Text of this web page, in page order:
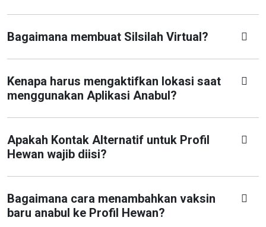
Bagaimana membuat Silsilah Virtual?
Kenapa harus mengaktifkan lokasi saat
menggunakan Aplikasi Anabul?
Apakah Kontak Alternatif untuk Profil
Hewan wajib diisi?
Bagaimana cara menambahkan vaksin
baru anabul ke Profil Hewan?